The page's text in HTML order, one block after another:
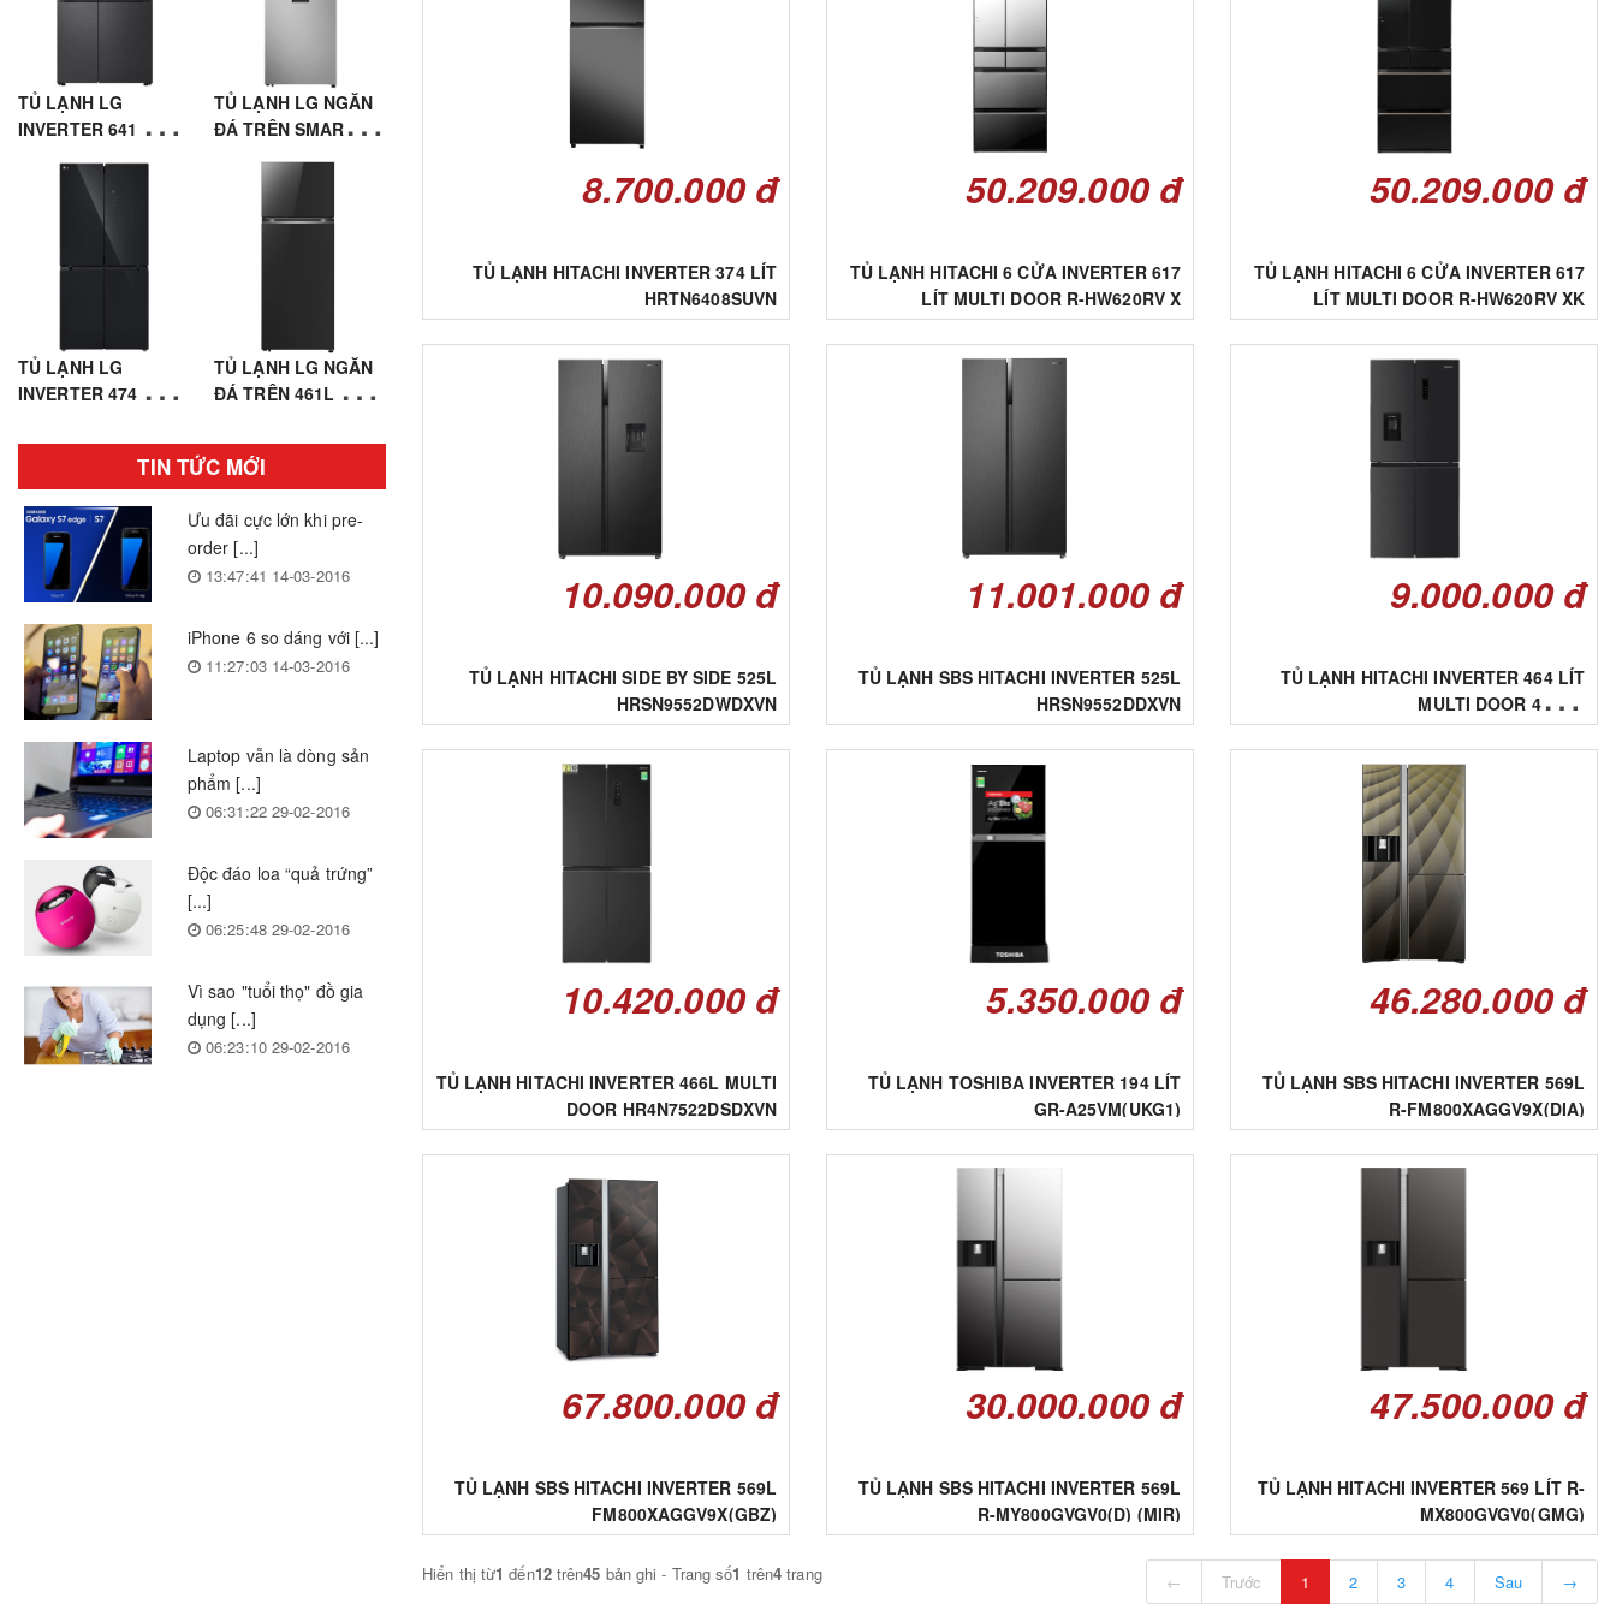
8.700.000 đ
TỦ LẠNH HITACHI INVERTER 374 LÍT
HRTN6408SUVN
50.209.000 đ
TỦ LẠNH HITACHI 6 CỬA INVERTER 617
LÍT MULTI DOOR R-HW620RV X
50.209.000 đ
TỦ LẠNH HITACHI 6 CỬA INVERTER 617
LÍT MULTI DOOR R-HW620RV XK
10.090.000 đ
TỦ LẠNH HITACHI SIDE BY SIDE 525L
HRSN9552DWDXVN
11.001.000 đ
TỦ LẠNH SBS HITACHI INVERTER 525L
HRSN9552DDXVN
9.000.000 đ
TỦ LẠNH HITACHI INVERTER 464 LÍT
MULTI DOOR 4 CỬA
HR4N7520DSWDXVN
10.420.000 đ
TỦ LẠNH HITACHI INVERTER 466L MULTI
DOOR HR4N7522DSDXVN
5.350.000 đ
TỦ LẠNH TOSHIBA INVERTER 194 LÍT
GR-A25VM(UKG1)
46.280.000 đ
TỦ LẠNH SBS HITACHI INVERTER 569L
R-FM800XAGGV9X(DIA)
67.800.000 đ
TỦ LẠNH SBS HITACHI INVERTER 569L
FM800XAGGV9X(GBZ)
30.000.000 đ
TỦ LẠNH SBS HITACHI INVERTER 569L
R-MY800GVGV0(D) (MIR)
47.500.000 đ
TỦ LẠNH HITACHI INVERTER 569 LÍT R-
MX800GVGV0(GMG)
Hiển thị từ1đến12 trên45 bản ghi - Trang số1 trên4trang ← Trước 1 2 3 4 Sau →
TỦ LẠNH LG
INVERTER 641 LÍT
LSI63BLMA
TỦ LẠNH LG NGĂN
ĐÁ TRÊN SMART
INVERTER™ 459L
MÀU BẠC
LTD46SVMA
TỦ LẠNH LG
INVERTER 474 LÍT
LFB47BLG
TỦ LẠNH LG NGĂN
ĐÁ TRÊN 461L MẶT
LTB46BLG
TIN TỨC MỚI
Ưu đãi cực lớn khi pre-
order [...]
13:47:41 14-03-2016
iPhone 6 so dáng với [...]
11:27:03 14-03-2016
Laptop vẫn là dòng sản
phẩm [...]
06:31:22 29-02-2016
Độc đáo loa “quả trứng”
[...]
06:25:48 29-02-2016
Vì sao "tuổi thọ" đồ gia
dụng [...]
06:23:10 29-02-2016